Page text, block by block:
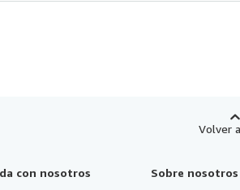
Volver
con nosotros Sobre nosotros